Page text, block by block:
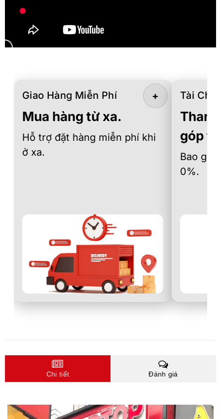
Giao Hàng Miễn Phí
Mua hàng từ xa.
Hỗ trợ đặt hàng miễn phí khi
ở xa.
+ Tài
góp
Bao
0%.
Chi tiết Đánh giá